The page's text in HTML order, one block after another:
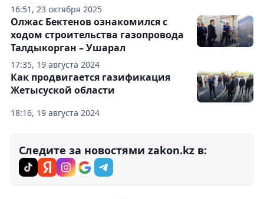
16:51, 23 октября 2025
17:35, 19 августа 2024
Олжас Бектенов ознакомился с
ходом строительства газопровода
Талдыкорган – Ушарал
18:16, 19 августа 2024
Как продвигается газификация
Жетысуской области
Следите за новостями zakon.kz в: